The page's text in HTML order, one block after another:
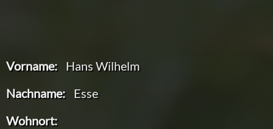
Vorname: Hans Wilhelm
Nachname: Esse
Wohnort: